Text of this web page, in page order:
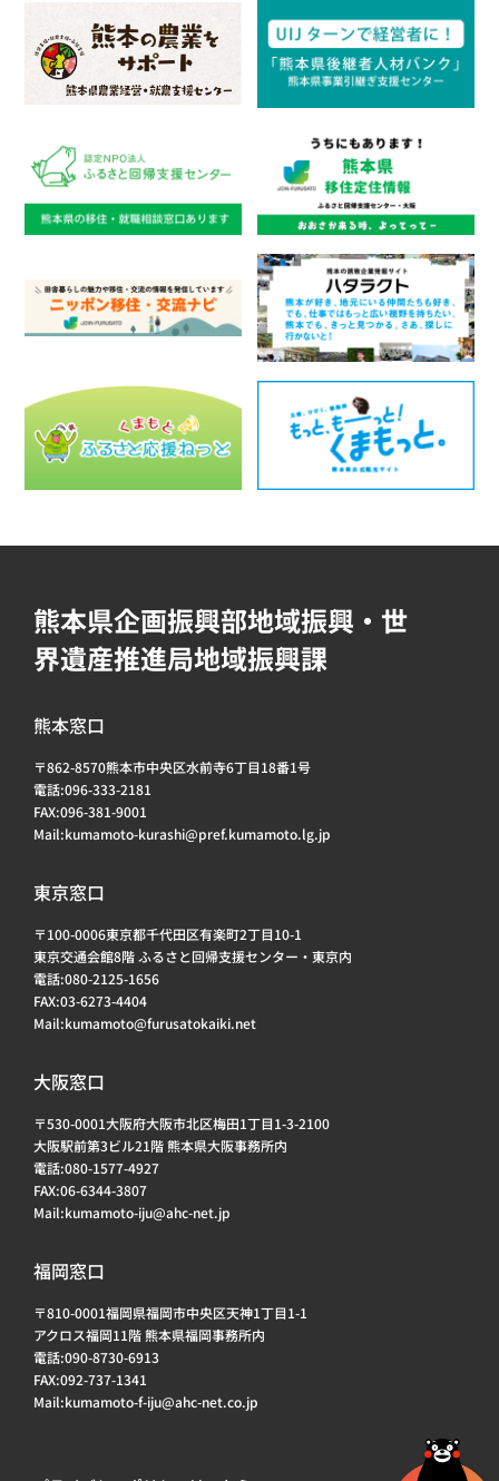
熊本県企画振興部地域振興・世
界遺産推進局地域振興課
熊本窓口
〒862-8570熊本市中央区水前寺6丁目18番1号
電話:096-333-2181
FAX:096-381-9001
Mail:kumamoto-kurashi@pref.kumamoto.lg.jp
東京窓口
〒100-0006東京都千代田区有楽町2丁目10-1
東京交通会館8階 ふるさと回帰支援センター・東京内
電話:080-2125-1656
FAX:03-6273-4404
Mail:kumamoto@furusatokaiki.net
大阪窓口
〒530-0001大阪府大阪市北区梅田1丁目1-3-2100
大阪駅前第3ビル21階 熊本県大阪事務所内
電話:080-1577-4927
FAX:06-6344-3807
Mail:kumamoto-iju@ahc-net.jp
福岡窓口
〒810-0001福岡県福岡市中央区天神1丁目1-1
アクロス福岡11階 熊本県福岡事務所内
電話:090-8730-6913
FAX:092-737-1341
Mail:kumamoto-f-iju@ahc-net.co.jp